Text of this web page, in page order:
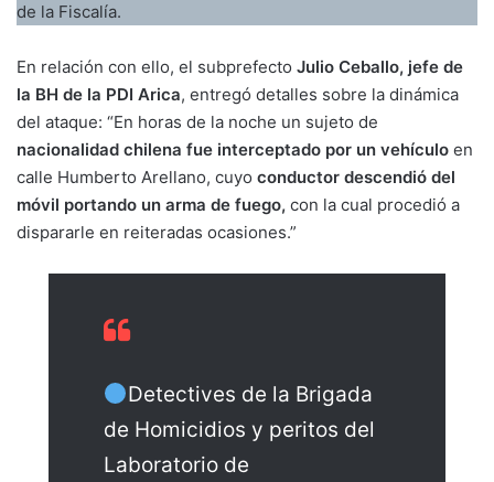
de la Fiscalía.
En relación con ello, el subprefecto Julio Ceballo, jefe de
la BH de la PDI Arica, entregó detalles sobre la dinámica
del ataque: “En horas de la noche un sujeto de
nacionalidad chilena fue interceptado por un vehículo en
calle Humberto Arellano, cuyo conductor descendió del
móvil portando un arma de fuego, con la cual procedió a
dispararle en reiteradas ocasiones.”
Detectives de la Brigada
de Homicidios y peritos del
Laboratorio de